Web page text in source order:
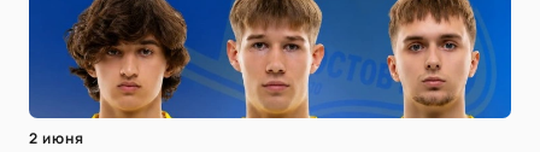
2 июня